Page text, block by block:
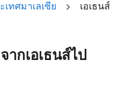
เทศมาเลเซีย
เอเธนส์
กเอเธนส์ไป
างและ/หรือปลายทาง) หรื